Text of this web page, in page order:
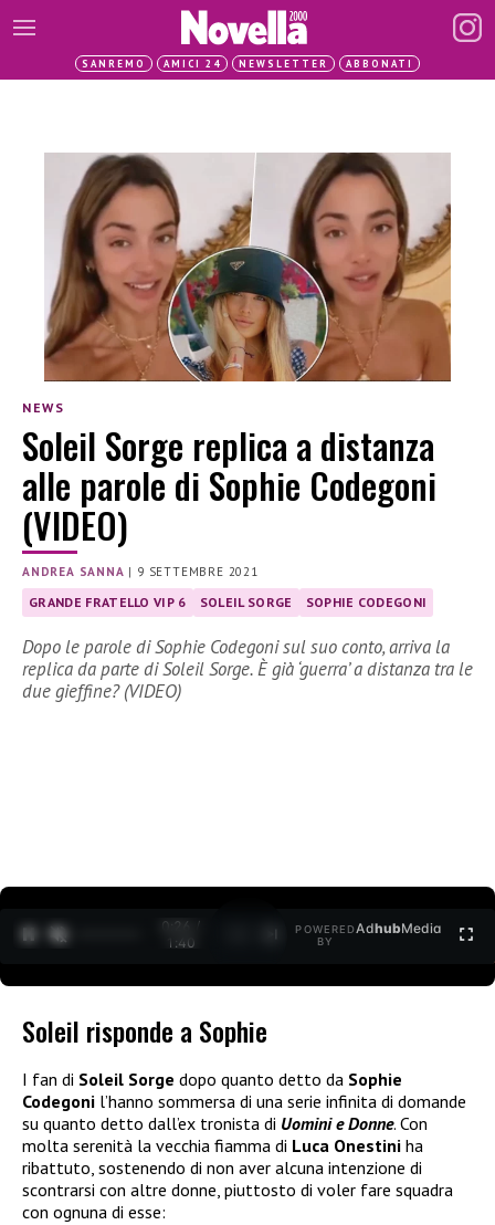
SANREMO AMICI 24 NEWSLETTER ABBONATI
NEWS
Soleil Sorge replica a distanza
alle parole di Sophie Codegoni
(VIDEO)
ANDREA SANNA | 9 SETTEMBRE 2021
GRANDE FRATELLO VIP 6 SOLEIL SORGE SOPHIE CODEGONI
Dopo le parole di Sophie Codegoni sul suo conto, arriva la
replica da parte di Soleil Sorge. È già ‘guerra’ a distanza tra le
due gieffine? (VIDEO)
0:27 /
1:40
POWERED
BY
AdhubMedia
Soleil risponde a Sophie
I fan di Soleil Sorge dopo quanto detto da Sophie
Codegoni l’hanno sommersa di una serie infinita di domande
su quanto detto dall’ex tronista di Uomini e Donne. Con
molta serenità la vecchia fiamma di Luca Onestini ha
ribattuto, sostenendo di non aver alcuna intenzione di
scontrarsi con altre donne, piuttosto di voler fare squadra
con ognuna di esse: